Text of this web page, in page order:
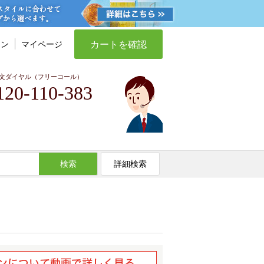
マイページ カートを確認
ダイヤル（フリーコール）
110-383
検索 詳細検索